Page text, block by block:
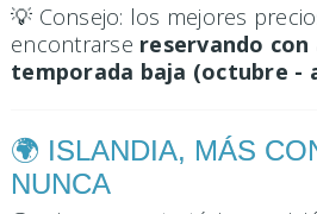
💡 Consejo: los mejores
encontrarse reservando
temporada baja (octubre -
🌍 ISLANDIA, MÁS
NUNCA